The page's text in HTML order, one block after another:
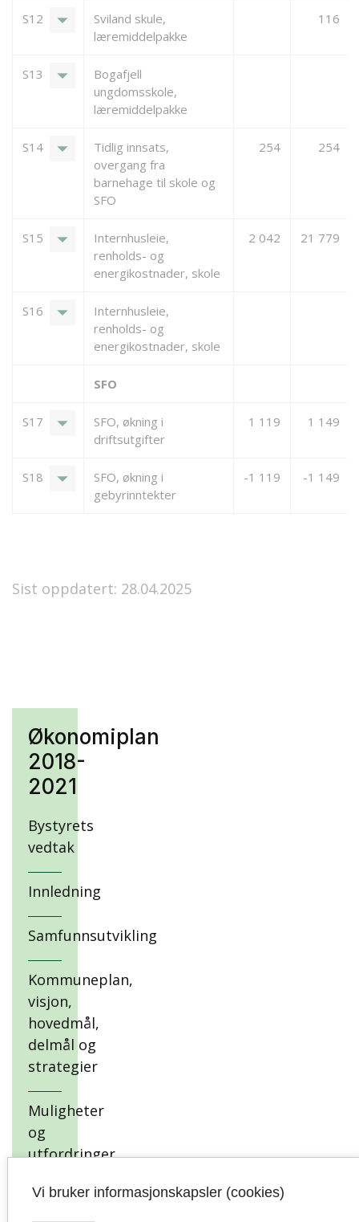
Økonomiplan
2018-
2021
Bystyrets
vedtak
Innledning
Samfunnsutvikling
Kommuneplan,
visjon,
hovedmål,
delmål og
strategier
Muligheter
og
utfordringer
langsiktig
S12 arrow_drop_down
Sviland skule,
læremiddelpakke
116
S13 arrow_drop_down
Bogafjell
ungdomsskole,
læremiddelpakke
S14 arrow_drop_down
Tidlig innsats,
overgang fra
barnehage til skole og
SFO
254 254
S15 arrow_drop_down
Internhusleie,
renholds- og
energikostnader, skole
2 042 21 779
S16 arrow_drop_down
Internhusleie,
renholds- og
energikostnader, skole
SFO
S17 arrow_drop_down
SFO, økning i
driftsutgifter
1 119 1 149
S18 arrow_drop_down
SFO, økning i
gebyrinntekter
-1 119 -1 149
Sist oppdatert: 28.04.2025
Vi bruker informasjonskapsler (cookies)